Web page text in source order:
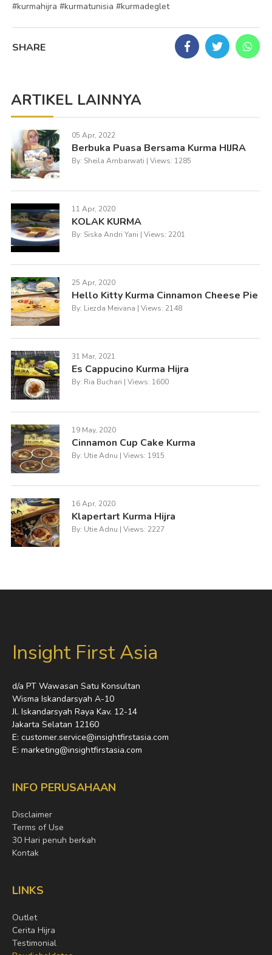
#kurmahijra #kurmatunisia #kurmadeglet
SHARE
ARTIKEL LAINNYA
05 Apr, 2022
Berbuka Puasa Bersama Kurma HIJRA
By: Sheila Ambarwati | Views: 1285
11 Apr, 2020
KOLAK KURMA
By: Siska Andri Yani | Views: 2201
25 Apr, 2020
Hello Kitty Kurma Cinnamon Cheese Pie
By: Liezda Meivana | Views: 2148
31 Mar, 2021
Es Cappucino Kurma Hijra
By: Ria Buchari | Views: 1600
19 May, 2020
Cinnamon Cup Cake Kurma
By: Utie Adnu | Views: 1915
16 Apr, 2020
Klapertart Kurma Hijra
By: Utie Adnu | Views: 2227
Insight First Asia
d/a PT Wawasan Satu Konsultan
Wisma Iskandarsyah A-10
Jl. Iskandarsyah Raya Kav. 12-14
Jakarta Selatan 12160
E: customer.service@insightfirstasia.com
E: marketing@insightfirstasia.com
INFO PERUSAHAAN
Disclaimer
Terms of Use
30 Hari penuh berkah
Kontak
LINKS
Outlet
Cerita Hijra
Testimonial